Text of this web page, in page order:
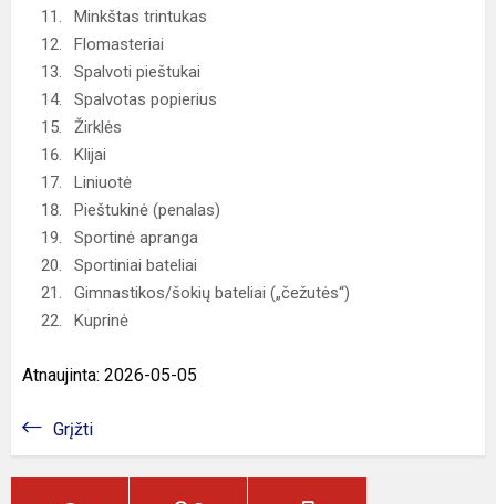
Minkštas trintukas
Flomasteriai
Spalvoti pieštukai
Spalvotas popierius
Žirklės
Klijai
Liniuotė
Pieštukinė (penalas)
Sportinė apranga
Sportiniai bateliai
Gimnastikos/šokių bateliai („čežutės“)
Kuprinė
Atnaujinta: 2026-05-05
Grįžti